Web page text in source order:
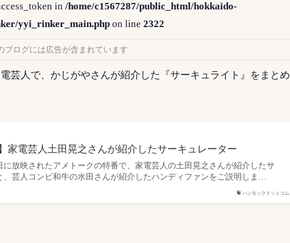
in /home/c1567287/public_html/hokkaido-
yyi_rinker_main.php on line 2322
ブログには広告が含まれています
芸人で、かじがやさんが紹介した『サーキュライト』をまとめ
ハンモックドットコム
家電芸人土田晃之さんが紹介したサーキュレーター
に放映されたアメトークの特番で、家電芸人の土田晃之さんが紹介したサ
、芸人コンビ和牛の水田さんが紹介したハンディファンをご説明しま…